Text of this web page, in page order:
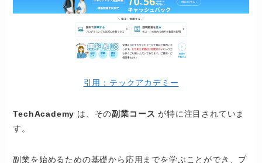
引用：テックアカデミー
TechAcademy は、その副業コース が特に注目されていま
す。
副業を始めるための基礎から応用までを学ぶことができ、プ